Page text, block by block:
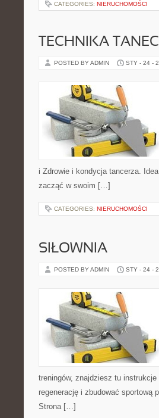
CATEGORIES: NIERUCHOMOŚCI
TECHNIKA
POSTED BY ADMIN STY - 24 -
i Zdrowie i kondycja tancerza.
zacząć w swoim […]
CATEGORIES: NIERUCHOMOŚCI
SIŁOWNIA
POSTED BY ADMIN STY - 24 -
treningów, znajdziesz tu
regenerację i zbudować sportową
Strona […]